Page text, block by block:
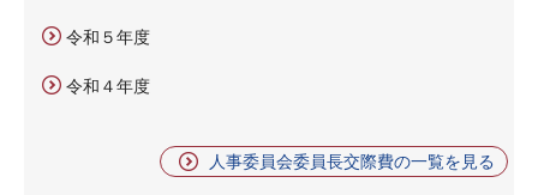
令和５年度
令和４年度
人事委員会委員長交際費の一覧を見る